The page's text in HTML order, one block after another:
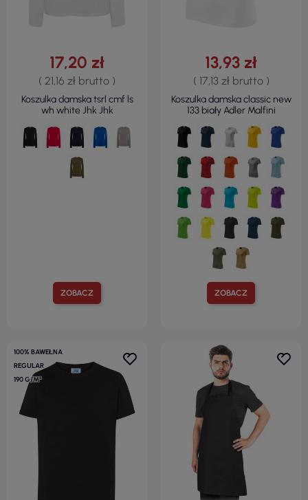
ZOBACZ
17,20 zł
( 21,16 zł brutto )
Koszulka damska tsrl cmf ls
wh white Jhk Jhk
ZOBACZ
13,93 zł
( 17,13 zł brutto )
Koszulka damska classic new
133 biały Adler Malfini
100% BAWEŁNA
REGULAR
190 G/M²